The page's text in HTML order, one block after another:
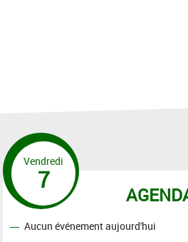
Vendredi
7
Aucun événement aujourd'hui